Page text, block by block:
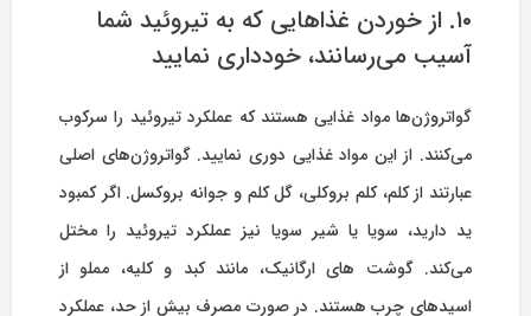
۱۰. از خوردن غذاهایی که به تیروئید شما
آسیب می‌رسانند، خودداری نمایید
گواتروژن‌ها مواد غذایی هستند که عملکرد تیروئید را سرکوب
می‌کنند. از این مواد غذایی دوری نمایید. گواتروژن‌های اصلی
عبارتند از کلم، کلم بروکلی، گل کلم و جوانه بروکسل. اگر کمبود
ید دارید، سویا یا شیر سویا نیز عملکرد تیروئید را مختل
می‌کند. گوشت های ارگانیک، مانند کبد و کلیه، مملو از
اسیدهای چرب هستند. در صورت مصرف بیش از حد، عملکرد